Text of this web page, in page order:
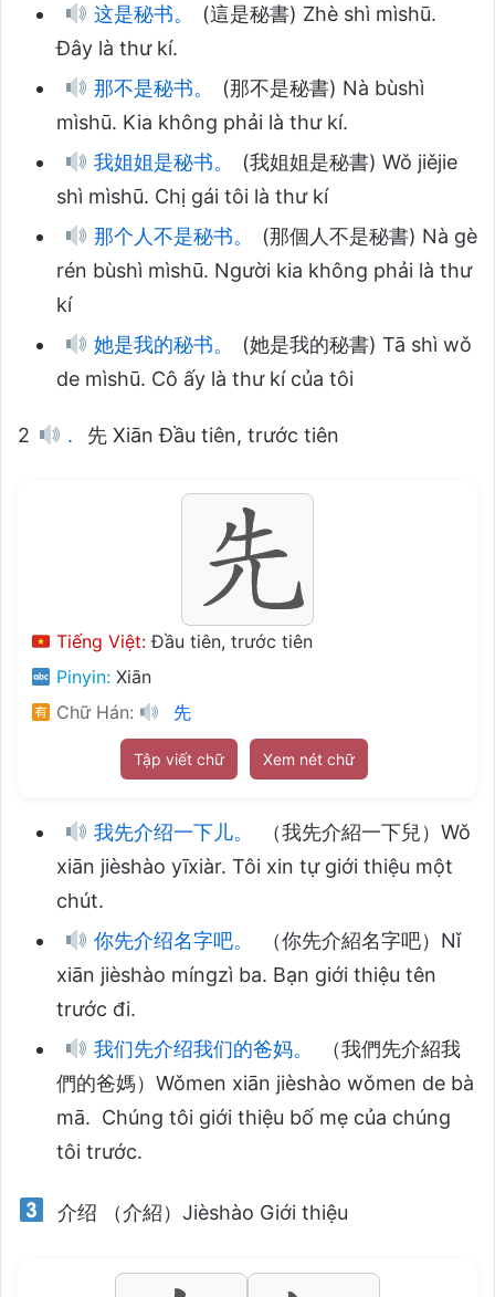
这是秘书。
(這是秘書) Zhè shì mìshū.
Đây là thư kí.
那不是秘书。
(那不是秘書) Nà bùshì
mìshū. Kia không phải là thư kí.
我姐姐是秘书。
(我姐姐是秘書) Wǒ jiějie
shì mìshū. Chị gái tôi là thư kí
那个人不是秘书。
(那個人不是秘書) Nà gè
rén bùshì mìshū. Người kia không phải là thư
kí
她是我的秘书。
(她是我的秘書) Tā shì wǒ
de mìshū. Cô ấy là thư kí của tôi
2 . 先 Xiān Đầu tiên, trước tiên
Tiếng Việt: Đầu tiên, trước tiên
Pinyin: Xiān
Chữ Hán:
先
Tập viết chữ Xem nét chữ
我先介绍一下儿。
（我先介紹一下兒）Wǒ
xiān jièshào yīxiàr. Tôi xin tự giới thiệu một
chút.
你先介绍名字吧。
（你先介紹名字吧）Nǐ
xiān jièshào míngzì ba. Bạn giới thiệu tên
trước đi.
我们先介绍我们的爸妈。
（我們先介紹我
們的爸媽）Wǒmen xiān jièshào wǒmen de bà
mā. Chúng tôi giới thiệu bố mẹ của chúng
tôi trước.
介绍 （介紹）Jièshào Giới thiệu